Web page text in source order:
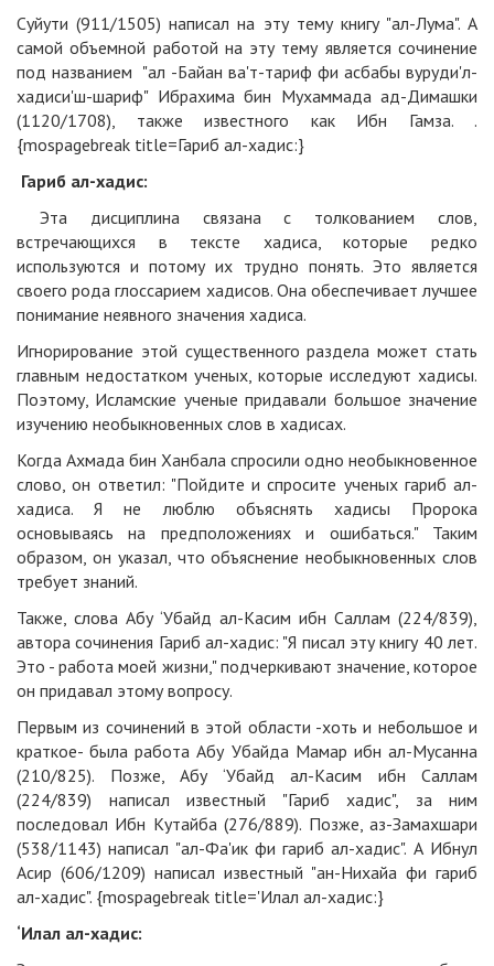
Суйути (911/1505) написал на эту тему книгу "ал-Лума". А
самой объемной работой на эту тему является сочинение
под названием "ал -Байан ва'т-тариф фи асбабы вуруди'л-
хадиси'ш-шариф" Ибрахима бин Мухаммада ад-Димашки
(1120/1708), также известного как Ибн Гамза. .
{mospagebreak title=Гариб ал-хадис:}
Гариб ал-хадис:
Эта дисциплина связана с толкованием слов,
встречающихся в тексте хадиса, которые редко
используются и потому их трудно понять. Это является
своего рода глоссарием хадисов. Она обеспечивает лучшее
понимание неявного значения хадиса.
Игнорирование этой существенного раздела может стать
главным недостатком ученых, которые исследуют хадисы.
Поэтому, Исламские ученые придавали большое значение
изучению необыкновенных слов в хадисах.
Когда Ахмада бин Ханбала спросили одно необыкновенное
слово, он ответил: "Пойдите и спросите ученых гариб ал-
хадиса. Я не люблю объяснять хадисы Пророка
основываясь на предположениях и ошибaться." Таким
образом, он указал, что объяснение необыкновенных слов
требует знаний.
Также, слова Абу ‘Убайд ал-Касим ибн Саллам (224/839),
автора сочинения Гариб ал-хадис: "Я писал эту книгу 40 лет.
Это - работа моей жизни," подчеркивают значение, которое
он придавал этому вопросу.
Первым из сочинений в этой области -хоть и небольшое и
краткое- былa работа Абу Убайда Мамар ибн ал-Мусанна
(210/825). Позже, Абу ‘Убайд ал-Касим ибн Саллам
(224/839) написал известный "Гариб хадис", за ним
последовал Ибн Кутaйбa (276/889). Позже, аз-Замахшари
(538/1143) написал "ал-Фа'ик фи гариб ал-хадис". А Ибнул
Асир (606/1209) написал известный "ан-Нихайа фи гариб
ал-хадис". {mospagebreak title='Илал ал-хадис:}
‘Илал ал-хадис: